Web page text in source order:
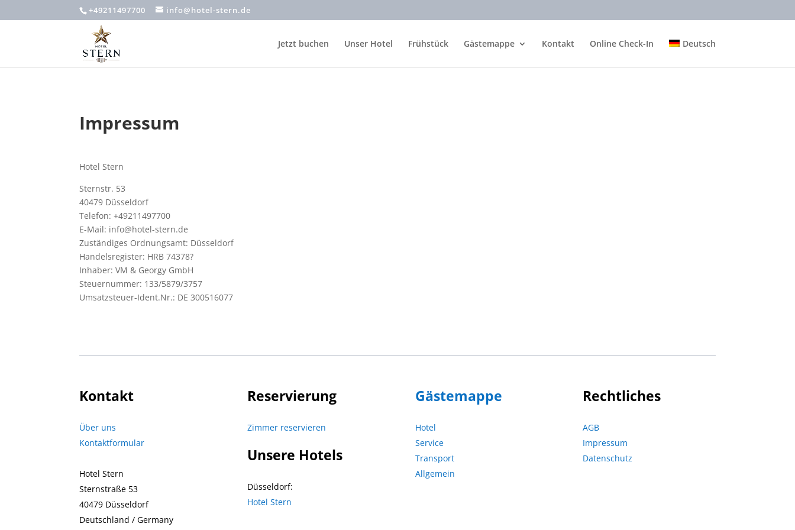
+49211497700 info@hotel-stern.de
Jetzt buchen Unser Hotel Frühstück Gästemappe Kontakt Online Check-In Deutsch
Impressum
Hotel Stern
Sternstr. 53
40479 Düsseldorf
Telefon: +49211497700
E-Mail: info@hotel-stern.de
Zuständiges Ordnungsamt: Düsseldorf
Handelsregister: HRB 74378?
Inhaber: VM & Georgy GmbH
Steuernummer: 133/5879/3757
Umsatzsteuer-Ident.Nr.: DE 300516077
Kontakt
Über uns
Kontaktformular
Hotel Stern
Sternstraße 53
40479 Düsseldorf
Deutschland / Germany
Reservierung
Zimmer reservieren
Unsere Hotels
Düsseldorf:
Hotel Stern
Gästemappe
Hotel
Service
Transport
Allgemein
Rechtliches
AGB
Impressum
Datenschutz